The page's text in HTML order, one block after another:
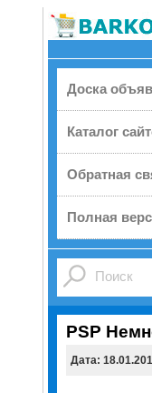
Доска
Каталог
Обратная
Полная
PSP
Дата: